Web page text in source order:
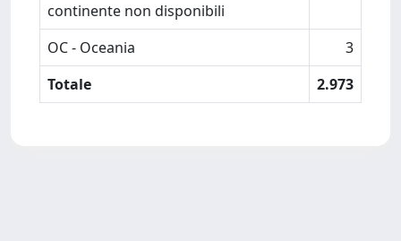
continente non disponibili
OC - Oceania
3
Totale
2.973